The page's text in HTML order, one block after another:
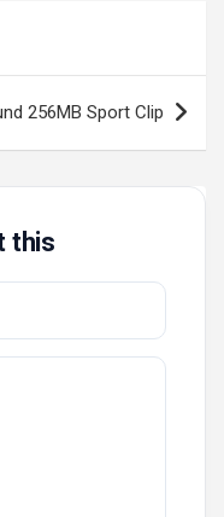
256MB Sport Clip
this